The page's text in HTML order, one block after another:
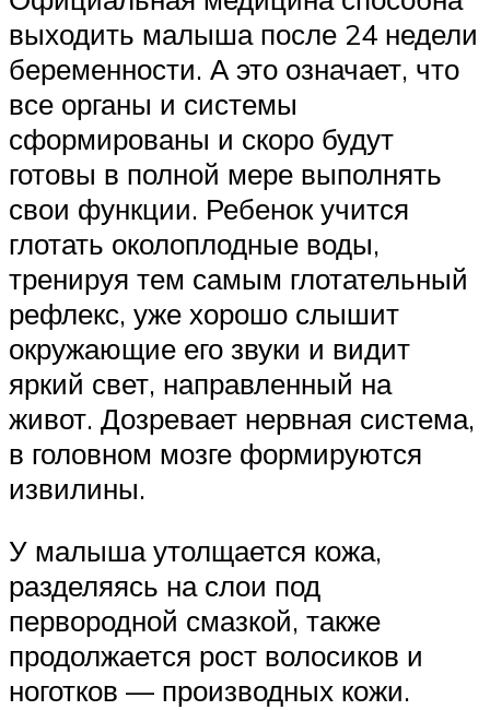
выходить малыша после 24 недели
беременности. А это означает, что
все органы и системы
сформированы и скоро будут
готовы в полной мере выполнять
свои функции. Ребенок учится
глотать околоплодные воды,
тренируя тем самым глотательный
рефлекс, уже хорошо слышит
окружающие его звуки и видит
яркий свет, направленный на
живот. Дозревает нервная система,
в головном мозге формируются
извилины.
У малыша утолщается кожа,
разделяясь на слои под
первородной смазкой, также
продолжается рост волосиков и
ноготков — производных кожи.